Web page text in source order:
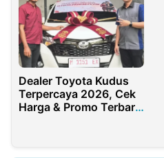
Dealer Toyota Kudus
Terpercaya 2026, Cek
Harga & Promo Terbaru